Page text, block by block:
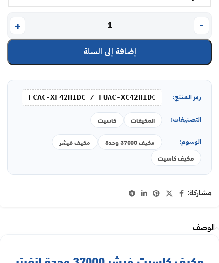
إضافة إلى السلة
رمز المنتج: FCAC-XF42HIDC / FUAC-XC42HIDC
التصنيفات: المكيفات كاسيت
الوسوم: مكيف 37000 وحدة
مكيف فيشر
مكيف كاسيت
مشاركة:
الوصف